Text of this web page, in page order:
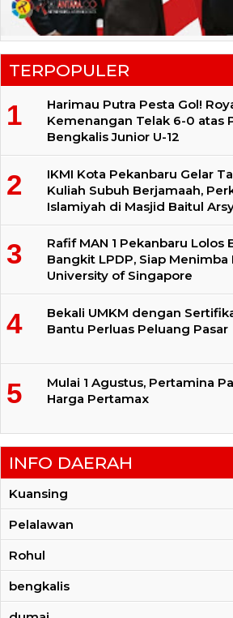
TERPOPULER
Harimau Putra Pesta Gol!
Kemenangan Telak 6-0 atas
Bengkalis Junior U-12
IKMI Kota Pekanbaru Gelar
Kuliah Subuh Berjamaah,
Islamiyah di Masjid Baitul
Rafif MAN 1 Pekanbaru Lolos
Bangkit LPDP, Siap
University of Singapore
Bekali UMKM dengan
Bantu Perluas Peluang Pasar
Mulai 1 Agustus, Pertamina
Harga Pertamax
INFO DAERAH
Kuansing
Pelalawan
Rohul
bengkalis